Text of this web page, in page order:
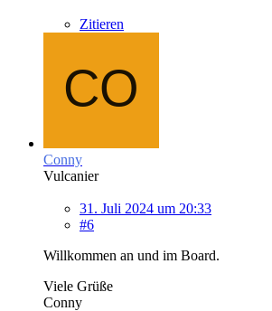
Zitieren
Conny
Vulcanier
31. Juli 2024 um 20:33
#6
Willkommen an und im Board.
Viele Grüße
Conny